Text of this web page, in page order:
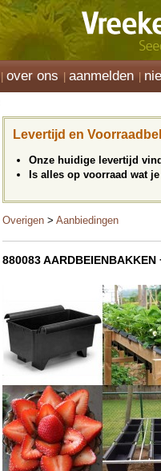
over ons aanmelden
Levertijd en
Onze huidige levertijd
Is alles op voorraad wat
Overigen > Aanbiedingen
880083 AARDBEIENBAKKEN